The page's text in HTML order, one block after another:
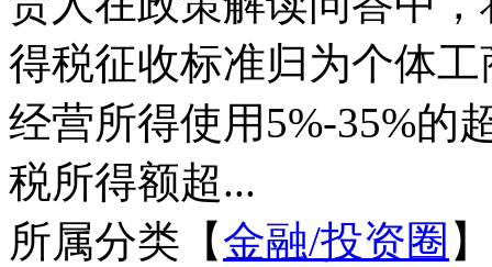
得税征收标准归为个体
经营所得使用5%-35%的
税所得额超...
所属分类【金融/投资圈 】